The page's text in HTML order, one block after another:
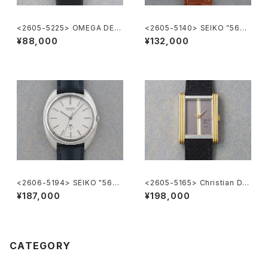
<2605-5225> OMEGA DE V
ILE
¥88,000
<2605-5140> SEIKO ”56K
S" KING SEIKO
¥132,000
<2606-5194> SEIKO "56G
S" Grand Seiko
¥187,000
<2605-5165> Christian Dio
r
¥198,000
CATEGORY